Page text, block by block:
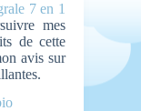
7 en 1
mes
de cette
avis sur